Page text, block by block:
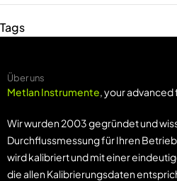
Tags
Über uns
Metlan Instrumente, your
Wir wurden 2003 gegründet und
Durchflussmessung für Ihren
wird kalibriert und mit einer
die allen Kalibrierungsdaten